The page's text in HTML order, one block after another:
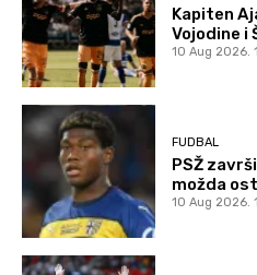
Kapiten
Vojodine i
10 Aug 2026.
FUDBAL
PSŽ
možda
10 Aug 2026.